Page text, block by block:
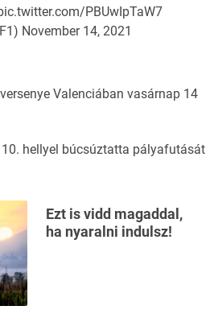
PBUwIpTaW7
November 14, 2021
Valenciában vasárnap 14
hellyel búcsúztatta pályafutását
Ezt is vidd magaddal,
ha nyaralni indulsz!